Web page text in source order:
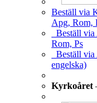
Beställ via
Apg, Rom,
Beställ
Rom, Ps
Beställ
engelska)
Kyrkoåret